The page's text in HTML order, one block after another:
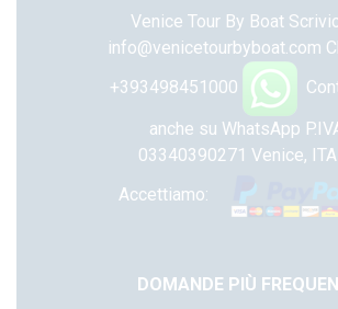
Venice Tour By Boat
info@venicetourbyboat.com
+393498451000
anche su WhatsApp
03340390271 Venice,
Accettiamo:
DOMANDE PIÙ